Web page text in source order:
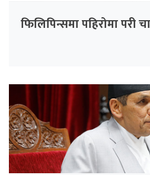
फिलिपिन्समा पहिरोमा परी